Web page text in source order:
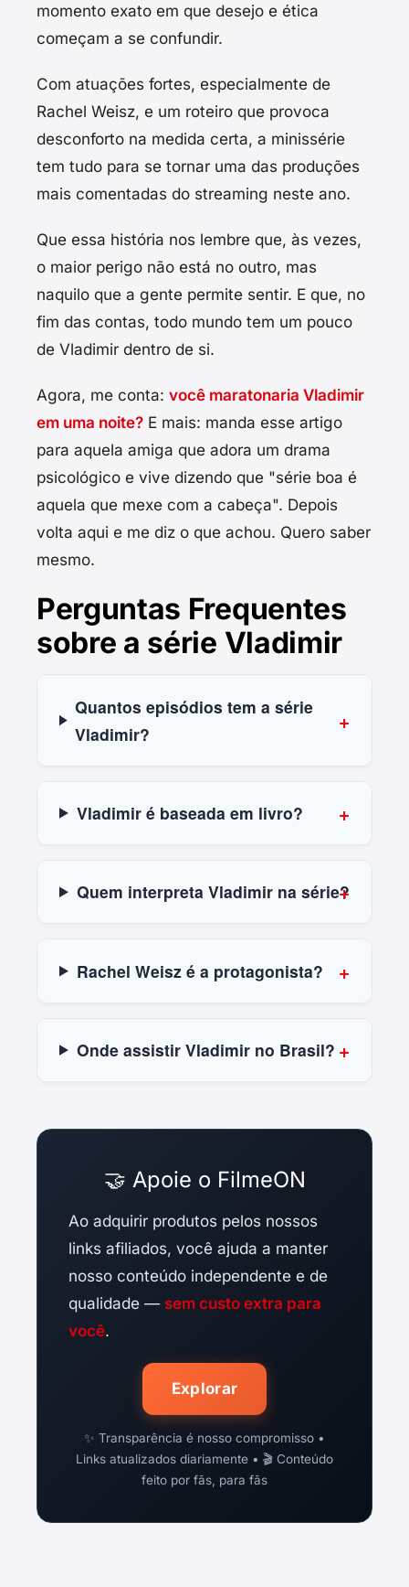
momento exato em que desejo e ética
começam a se confundir.
Com atuações fortes, especialmente de
Rachel Weisz, e um roteiro que provoca
desconforto na medida certa, a minissérie
tem tudo para se tornar uma das produções
mais comentadas do streaming neste ano.
Que essa história nos lembre que, às vezes,
o maior perigo não está no outro, mas
naquilo que a gente permite sentir. E que, no
fim das contas, todo mundo tem um pouco
de Vladimir dentro de si.
Agora, me conta: você maratonaria Vladimir
em uma noite? E mais: manda esse artigo
para aquela amiga que adora um drama
psicológico e vive dizendo que "série boa é
aquela que mexe com a cabeça". Depois
volta aqui e me diz o que achou. Quero saber
mesmo.
Perguntas Frequentes
sobre a série Vladimir
Quantos episódios tem a série
Vladimir?
Vladimir é baseada em livro?
Quem interpreta Vladimir na série?
Rachel Weisz é a protagonista?
Onde assistir Vladimir no Brasil?
🤝 Apoie o FilmeON
Ao adquirir produtos pelos nossos
links afiliados, você ajuda a manter
nosso conteúdo independente e de
qualidade — sem custo extra para
você.
Explorar
✨ Transparência é nosso compromisso •
Links atualizados diariamente • 🎬 Conteúdo
feito por fãs, para fãs